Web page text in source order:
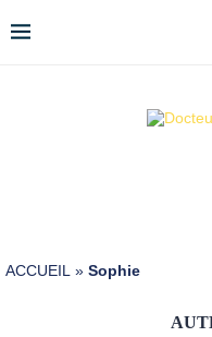
ACCUEIL » Sophie